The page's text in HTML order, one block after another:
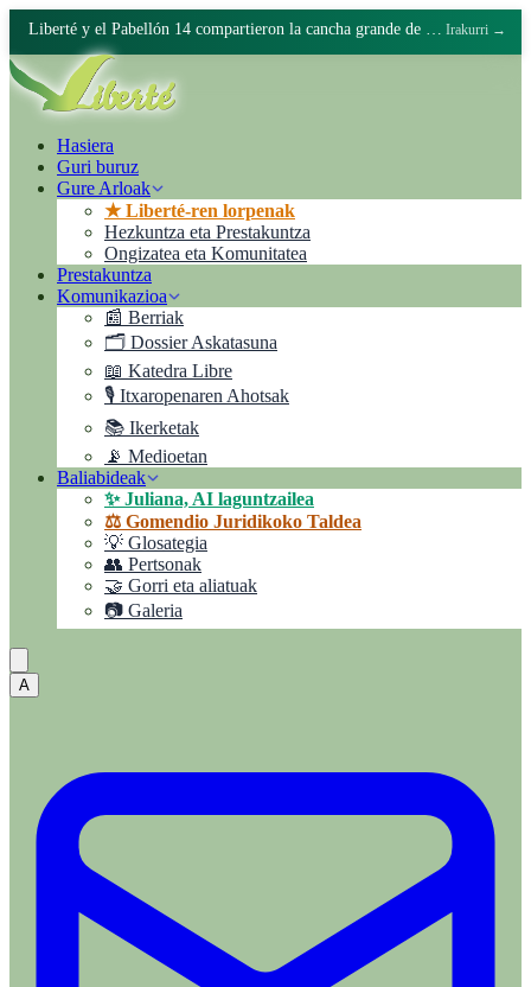
Liberté y el Pabellón 14 compartieron la cancha grande de Batán Irakurri →
Hasiera
Guri buruz
Gure Arloak
★ Liberté-ren lorpenak
Hezkuntza eta Prestakuntza
Ongizatea eta Komunitatea
Prestakuntza
Komunikazioa
📰 Berriak
🗂️ Dossier Askatasuna
📖 Katedra Libre
🎙️ Itxaropenaren Ahotsak
📚 Ikerketak
📡 Medioetan
Baliabideak
✨ Juliana, AI laguntzailea
⚖️ Gomendio Juridikoko Taldea
💡 Glosategia
👥 Pertsonak
🤝 Gorri eta aliatuak
📷 Galeria
A